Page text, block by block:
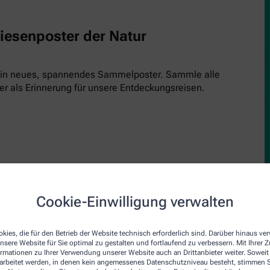
Cookie-Einwilligung verwalten
die für den Betrieb der Website technisch erforderlich sind. Darüber hinaus
Website für Sie optimal zu gestalten und fortlaufend zu verbessern. Mit Ihrer
zu Ihrer Verwendung unserer Website auch an Drittanbieter weiter. Soweit
werden, in denen kein angemessenes Datenschutzniveau besteht, stimmen
der Natur
neues, spannendes Sammelposter. Sammle alle
als Erinnerung für unsere Entdeckungsreisen.
Inspektor! Einfach kostenlos runterladen, ausdrucken und
und schau genau hin. Jede Ausgabe bringt einen neuen